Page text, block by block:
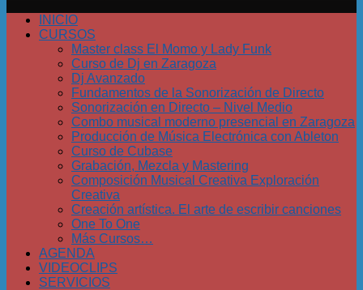
INICIO
CURSOS
Master class El Momo y Lady Funk
Curso de Dj en Zaragoza
Dj Avanzado
Fundamentos de la Sonorización de Directo
Sonorización en Directo – Nivel Medio
Combo musical moderno presencial en Zaragoza
Producción de Música Electrónica con Ableton
Curso de Cubase
Grabación, Mezcla y Mastering
Composición Musical Creativa Exploración
Creativa
Creación artística. El arte de escribir canciones
One To One
Más Cursos…
AGENDA
VIDEOCLIPS
SERVICIOS